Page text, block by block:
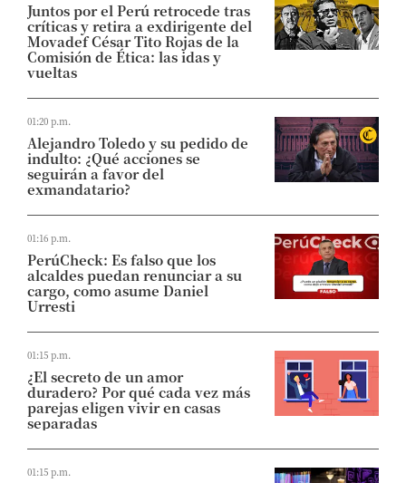
Juntos por el Perú retrocede tras
críticas y retira a exdirigente del
Movadef César Tito Rojas de la
Comisión de Ética: las idas y
vueltas
01:20 p.m.
Alejandro Toledo y su pedido de
indulto: ¿Qué acciones se
seguirán a favor del
exmandatario?
01:16 p.m.
PerúCheck: Es falso que los
alcaldes puedan renunciar a su
cargo, como asume Daniel
Urresti
01:15 p.m.
¿El secreto de un amor
duradero? Por qué cada vez más
parejas eligen vivir en casas
separadas
01:15 p.m.